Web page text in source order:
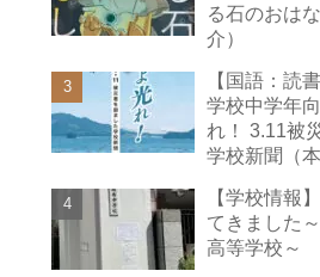
る石のおは
介）
【国語：読
学校中学年
れ！ 3.11被
学校新聞（本
【学校情報
てきました
高等学校～